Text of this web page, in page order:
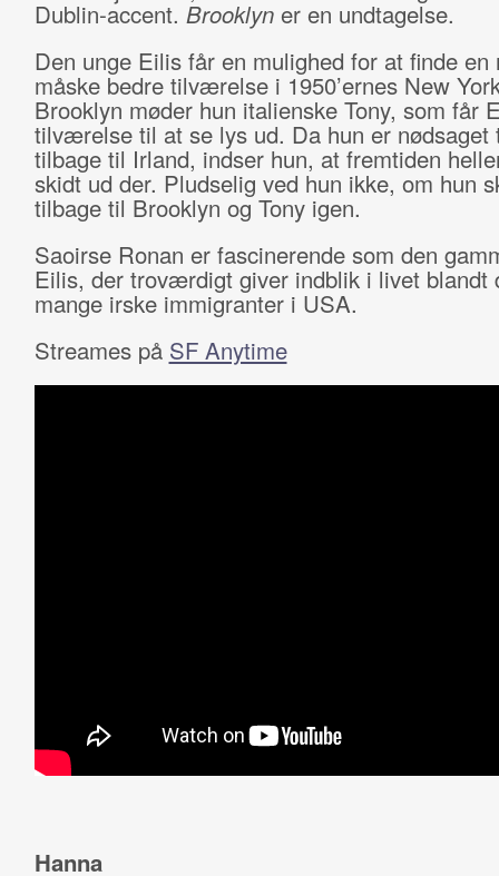
Dublin-accent. Brooklyner en undtagelse.
Den unge Eilis får en mulighed for at finde en
måske bedre tilværelse i 1950’ernes New
Brooklyn møder hun italienske Tony, som får
tilværelse til at se lys ud. Da hun er nødsaget
tilbage til Irland, indser hun, at fremtiden
skidt ud der. Pludselig ved hun ikke, om hun
tilbage til Brooklyn og Tony igen.
Saoirse Ronan er fascinerende som den
Eilis, der troværdigt giver indblik i livet blandt
mange irske immigranter i USA.
Streames på SF Anytime
Hanna